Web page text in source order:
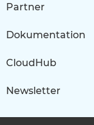
Partner
Dokumentation
CloudHub
Newsletter